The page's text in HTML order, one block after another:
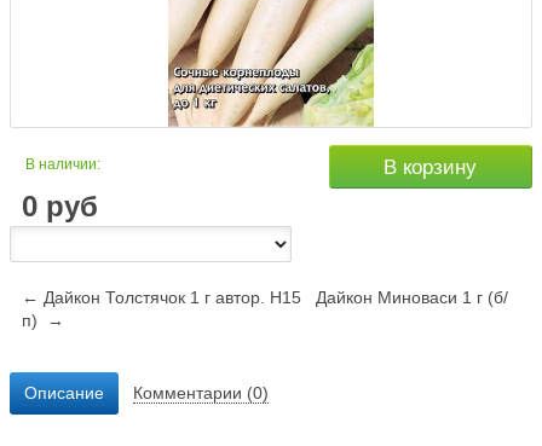
В наличии:
0 руб
В корзину
← Дайкон Толстячок 1 г автор. Н15
Дайкон Миноваси 1 г (б/
п) →
Описание Комментарии (0)